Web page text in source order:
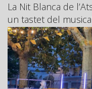
La Nit Blanca de
un tastet del